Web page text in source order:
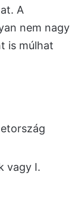
A
nem nagy
is múlhat
vagy I.